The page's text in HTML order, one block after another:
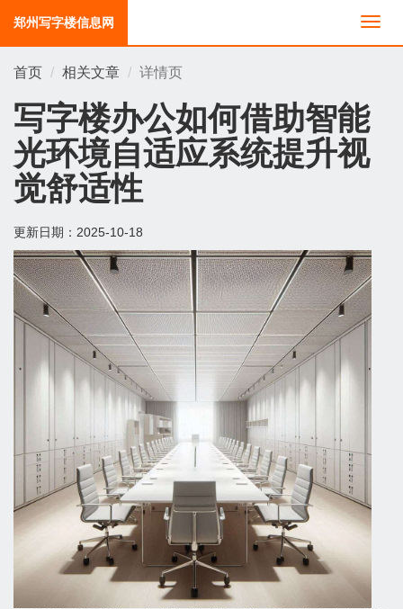
切
换
郑州写字楼信息网
首页 相关文章 详情页
写字楼办公如何借助智能
光环境自适应系统提升视
觉舒适性
更新日期： 2025-10-18